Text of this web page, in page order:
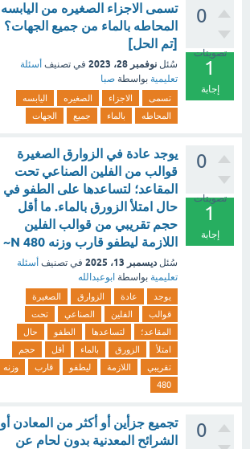
0
تصويتات
1
إجابة
تسمى الاجزاء الصغيره من اليابسه
المحاطه بالماء من جميع الجهات؟
[تم الحل]
سُئل نوفمبر 28، 2023 في تصنيف أسئلة
تعليمية بواسطة صبا
تسمى الاجزاء الصغيره
اليابسه
المحاطه
بالماء جميع الجهات
0
تصويتات
1
إجابة
يوجد عادة في الزوارق الصغيرة
قوالب من الفلين الصناعي تحت
المقاعد؛ لتساعدها على الطفو في
حال امتلأ الزورق بالماء. ما أقل
حجم تقريبي من قوالب الفلين
اللازمة ليطفو قارب وزنه N 480~
سُئل ديسمبر 13، 2025 في تصنيف أسئلة
تعليمية بواسطة ابوعبدالله
يوجد عادة الزوارق
الصغيرة
قوالب
الفلين الصناعي
تحت
المقاعد؛
لتساعدها الطفو
حال
امتلأ
الزورق بالماء أقل
حجم
تقريبي
اللازمة ليطفو قارب
وزنه
480
0
تجميع جزأين أو أكثر من المعادن أو
الشرائح المعدنية بدون لحام عن